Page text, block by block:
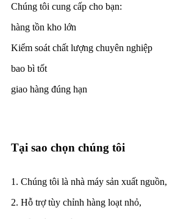
Chúng tôi cung cấp cho bạn:
hàng tồn kho lớn
Kiểm soát chất lượng chuyên nghiệp
bao bì tốt
giao hàng đúng hạn
Tại sao chọn chúng tôi
1. Chúng tôi là nhà máy sản xuất nguồn,
2. Hỗ trợ tùy chỉnh hàng loạt nhỏ,